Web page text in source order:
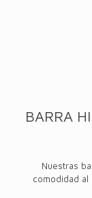
BARRA
Nuestras
comodidad al